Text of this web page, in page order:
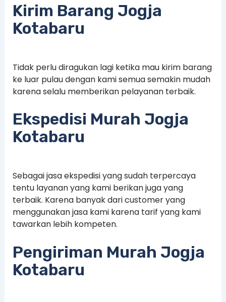
Kirim Barang Jogja
Kotabaru
Tidak perlu diragukan lagi ketika mau kirim barang
ke luar pulau dengan kami semua semakin mudah
karena selalu memberikan pelayanan terbaik.
Ekspedisi Murah Jogja
Kotabaru
Sebagai jasa ekspedisi yang sudah terpercaya
tentu layanan yang kami berikan juga yang
terbaik. Karena banyak dari customer yang
menggunakan jasa kami karena tarif yang kami
tawarkan lebih kompeten.
Pengiriman Murah Jogja
Kotabaru